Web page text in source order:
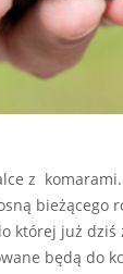
z
bieżącego
której już
będą do